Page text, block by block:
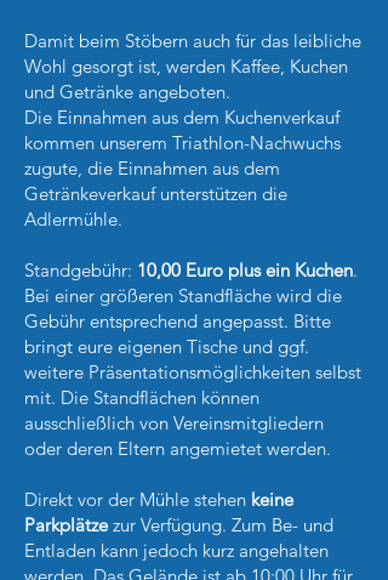
Damit beim Stöbern auch für das leibliche
Wohl gesorgt ist, werden Kaffee, Kuchen
und Getränke angeboten.
Die Einnahmen aus dem Kuchenverkauf
kommen unserem Triathlon-Nachwuchs
zugute, die Einnahmen aus dem
Getränkeverkauf unterstützen die
Adlermühle.
Standgebühr: 10,00 Euro plus ein Kuchen.
Bei einer größeren Standfläche wird die
Gebühr entsprechend angepasst. Bitte
bringt eure eigenen Tische und ggf.
weitere Präsentationsmöglichkeiten selbst
mit. Die Standflächen können
ausschließlich von Vereinsmitgliedern
oder deren Eltern angemietet werden.
Direkt vor der Mühle stehen keine
Parkplätzezur Verfügung. Zum Be- und
Entladen kann jedoch kurz angehalten